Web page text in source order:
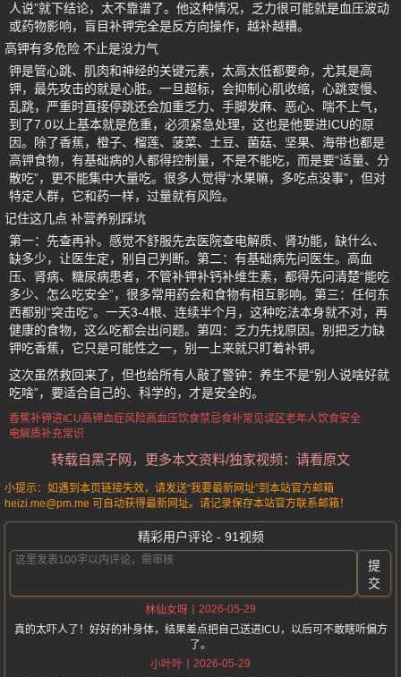
人说”就下结论，太不靠谱了。他这种情况，乏力很可能就是血压波动
或药物影响，盲目补钾完全是反方向操作，越补越糟。
高钾有多危险 不止是没力气
钾是管心跳、肌肉和神经的关键元素，太高太低都要命，尤其是高
钾，最先攻击的就是心脏。一旦超标，会抑制心肌收缩，心跳变慢、
乱跳，严重时直接停跳还会加重乏力、手脚发麻、恶心、喘不上气，
到了7.0以上基本就是危重，必须紧急处理，这也是他要进ICU的原
因。除了香蕉，橙子、榴莲、菠菜、土豆、菌菇、坚果、海带也都是
高钾食物，有基础病的人都得控制量，不是不能吃，而是要“适量、分
散吃”，更不能集中大量吃。很多人觉得“水果嘛，多吃点没事”，但对
特定人群，它和药一样，过量就有风险。
记住这几点 补营养别踩坑
第一：先查再补。感觉不舒服先去医院查电解质、肾功能，缺什么、
缺多少，让医生定，别自己判断。第二：有基础病先问医生。高血
压、肾病、糖尿病患者，不管补钾补钙补维生素，都得先问清楚“能吃
多少、怎么吃安全”，很多常用药会和食物有相互影响。第三：任何东
西都别“突击吃”。一天3-4根、连续半个月，这种吃法本身就不对，再
健康的食物，这么吃都会出问题。第四：乏力先找原因。别把乏力缺
钾吃香蕉，它只是可能性之一，别一上来就只盯着补钾。
这次虽然救回来了，但也给所有人敲了警钟：养生不是“别人说啥好就
吃啥”，要适合自己的、科学的，才是安全的。
香蕉补钾进ICU高钾血症风险高血压饮食禁忌食补常见误区老年人饮食安全
电解质补充常识
转载自黑子网，更多本文资料/独家视频：请看原文
小提示：如遇到本页链接失效，请发送“我要最新网址”到本站官方邮箱
heizi.me@pm.me 可自动获得最新网址。请记录保存本站官方联系邮箱！
精彩用户评论 - 91视频
提
交
林仙女呀
2026-05-29
真的太吓人了！好好的补身体，结果差点把自己送进ICU，以后可不敢瞎听偏方
了。
小叶叶
2026-05-29